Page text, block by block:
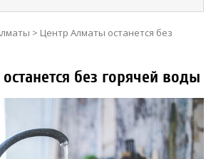
> Центр Алматы останется без
без горячей воды